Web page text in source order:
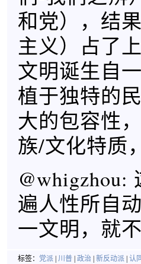
和党），结
主义）占了
文明诞生自
植于独特的
大的包容性
族/文化特质
@whigzhou:
遍人性所自
一文明，就
标签： 党派 川普 政治 新反动派 认同